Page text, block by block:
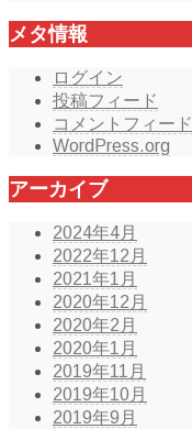
メタ情報
ログイン
投稿フィード
コメントフィード
WordPress.org
アーカイブ
2024年4月
2022年12月
2021年1月
2020年12月
2020年2月
2020年1月
2019年11月
2019年10月
2019年9月